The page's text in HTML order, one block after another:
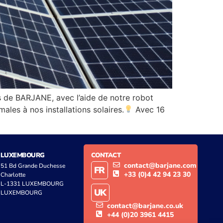
BARJANE, avec l’aide de notre robot
à nos installations solaires.
Avec 16
LUXEMBOURG
51 Bd Grande Duchesse
Charlotte
L-1331 LUXEMBOURG
LUXEMBOURG
CONTACT
FR
contact@barjane.com
+33 (0)4 42 94 23 30
UK
contact@barjane.co.uk
+44 (0)20 3961 4415